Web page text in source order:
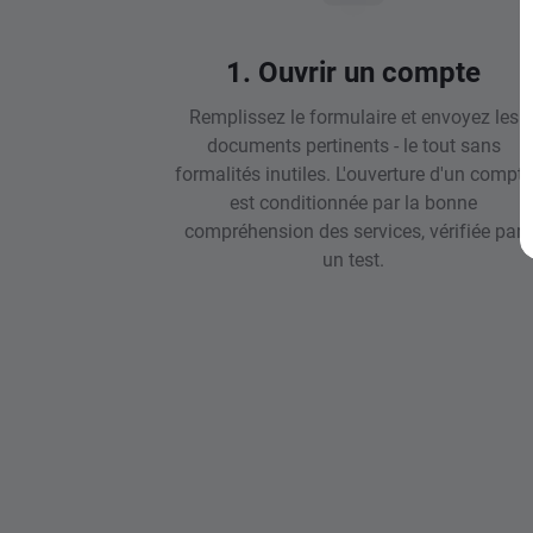
1. Ouvrir un compte
Remplissez le formulaire et envoyez les
documents pertinents - le tout sans
formalités inutiles. L'ouverture d'un compte
est conditionnée par la bonne
compréhension des services, vérifiée par
un test.